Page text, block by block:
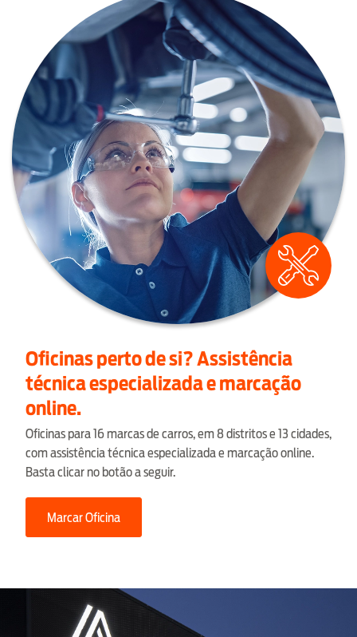
Oficinas perto de si? Assistência
técnica especializada e marcação
online.
Oficinas para 16 marcas de carros, em 8 distritos e 13 cidades,
com assistência técnica especializada e marcação online.
Basta clicar no botão a seguir.
Marcar Oficina